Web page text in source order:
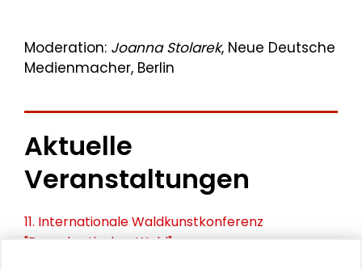
Moderation: Joanna Stolarek, Neue Deutsche
Medienmacher, Berlin
Aktuelle
Veranstaltungen
11. Internationale Waldkunstkonferenz
"Demokratischer Wald"